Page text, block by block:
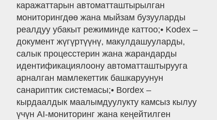
каражаттарын автоматташтырылган
мониторингдөө жана мыйзам бузууларды
реалдуу убакыт режиминде каттоо;• Kodex –
документ жүгүртүүнү, макулдашууларды,
салык процесстерин жана жарандарды
идентификациялоону автоматташтырууга
арналган мамлекеттик башкаруунун
санариптик системасы;• Bordex –
кырдаалдык маалымдуулукту камсыз кылуу
үчүн AI-мониторинг жана кеңейтилген